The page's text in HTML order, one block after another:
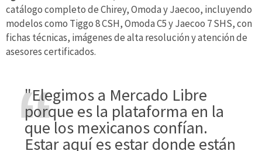
catálogo completo de Chirey, Omoda y Jaecoo, incluyendo
modelos como Tiggo 8 CSH, Omoda C5 y Jaecoo 7 SHS, con
fichas técnicas, imágenes de alta resolución y atención de
asesores certificados.
"Elegimos a Mercado Libre
porque es la plataforma en la
que los mexicanos confían.
Estar aquí es estar donde están